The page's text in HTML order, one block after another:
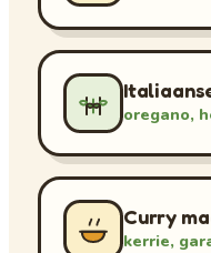
oregano,
Curry
kerrie,